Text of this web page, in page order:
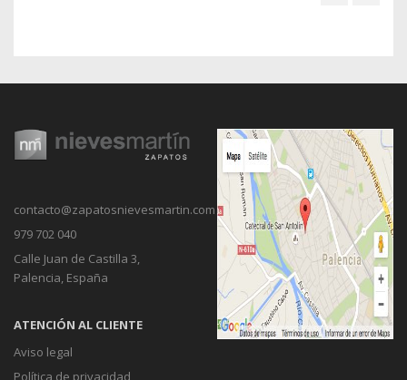
contacto@zapatosnievesmartin.com
979 702 040
Calle Juan de Castilla 3,
Palencia, España
ATENCIÓN AL CLIENTE
Aviso legal
Política de privacidad